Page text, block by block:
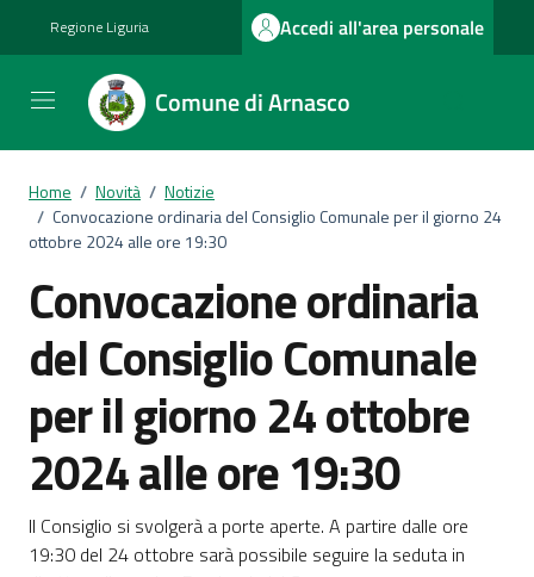
Regione Liguria Accedi all'area personale
Comune di Arnasco
Home / Novità / Notizie
/ Convocazione ordinaria del Consiglio Comunale per il giorno 24
ottobre 2024 alle ore 19:30
Convocazione ordinaria
del Consiglio Comunale
per il giorno 24 ottobre
2024 alle ore 19:30
Dettagli della notizia
Il Consiglio si svolgerà a porte aperte. A partire dalle ore
19:30 del 24 ottobre sarà possibile seguire la seduta in